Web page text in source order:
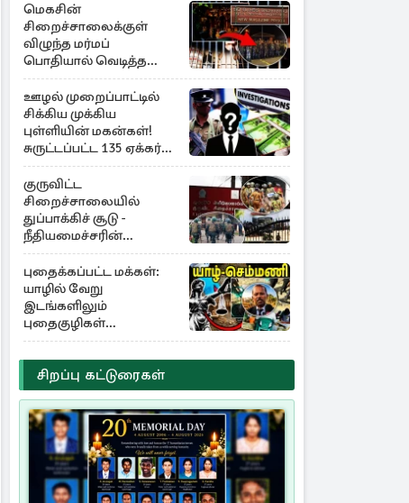
மெகசின்
சிறைச்சாலைக்குள்
விழுந்த மர்மப்
பொதியால் வெடித்த
மோதல் - ஒருவர் பலி :
பலர் காயம்
ஊழல் முறைப்பாட்டில்
சிக்கிய முக்கிய
புள்ளியின் மகன்கள்!
சுருட்டப்பட்ட 135 ஏக்கர்
தேயிலைத் தோட்டம்
குருவிட்ட
சிறைச்சாலையில்
துப்பாக்கிச் சூடு -
நீதியமைச்சரின்
அறிவிப்பு
புதைக்கப்பட்ட மக்கள்:
யாழில் வேறு
இடங்களிலும்
புதைகுழிகள்
இருக்கலாம்..!
எழுமாற்றாக அகழ்வு
சிறப்பு கட்டுரைகள்